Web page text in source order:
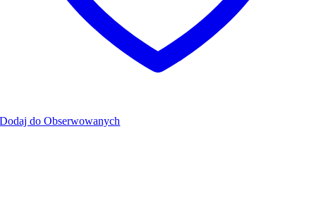
Dodaj do Obserwowanych